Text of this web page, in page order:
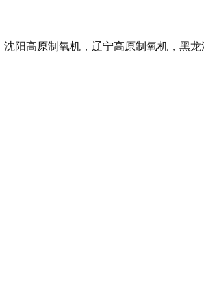
沈阳高原制氧机， 辽宁高原制氧机， 黑龙